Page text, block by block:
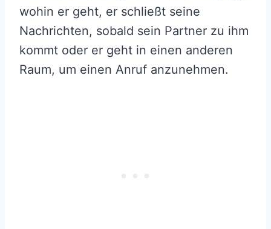
wohin er geht, er schließt seine
Nachrichten, sobald sein Partner zu ihm
kommt oder er geht in einen anderen
Raum, um einen Anruf anzunehmen.